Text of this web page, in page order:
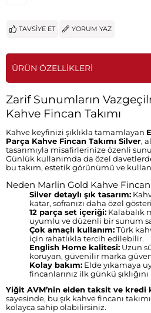
TAVSIYE ET YORUM YAZ
ÜRÜN ÖZELLIKLERI
Zarif Sunumların
Kahve Fincan Takımı
Kahve keyfinizi şıklıkla tamamlayan
Parça Kahve Fincan Takımı Silver,
tasarımıyla misafirlerinize özenli
Günlük kullanımda da özel
bu takım, estetik görünümü ve
Neden Marlin Gold Kahve Fincan
Silver detaylı şık tasarım:
katar, sofranızı daha özel
12 parça set içeriği: Kalabalık
uyumlu ve düzenli bir sunum
Çok amaçlı kullanım: Türk
için rahatlıkla tercih edilebilir.
English Home kalitesi: Uzun
koruyan, güvenilir marka
Kolay bakım: Elde yıkamaya
fincanlarınız ilk günkü
Yiğit AVM’nin elden taksit ve kredi
sayesinde, bu şık kahve fincanı
kolayca sahip olabilirsiniz.